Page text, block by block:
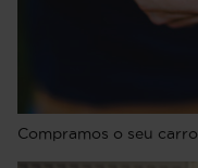
Compramos o seu carro